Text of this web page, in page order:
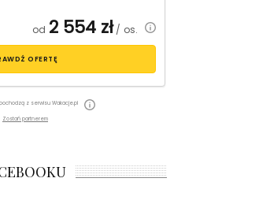
od 2 554 zł/ os.
OFERTĘ
z serwisu Wakacje.pl
Zostań partnerem